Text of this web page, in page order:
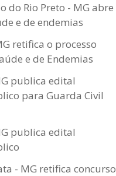
do Rio Preto - MG abre
e de endemias
retifica o processo
e de Endemias
publica edital
para Guarda Civil
publica edital
- MG retifica concurso